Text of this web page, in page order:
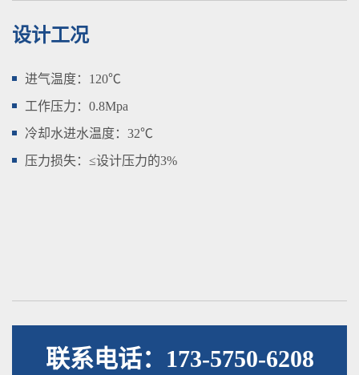
设计工况
进气温度：120℃
工作压力：0.8Mpa
冷却水进水温度：32℃
压力损失：≤设计压力的3%
联系电话：173-5750-6208